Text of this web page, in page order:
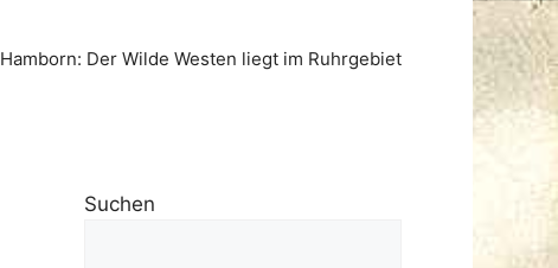
Hamborn: Der Wilde Westen liegt im Ruhrgebiet
Suchen